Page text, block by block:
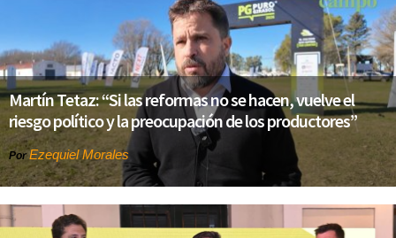
Martín Tetaz: “Si las reformas no se hacen, vuelve el
riesgo político y la preocupación de los productores”
PorEzequiel Morales